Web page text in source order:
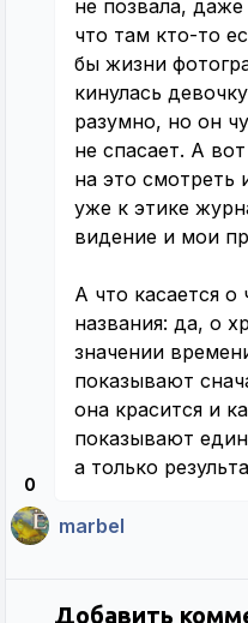
0
не позвала, даже
что там кто-то
бы жизни
кинулась
разумно, но он
не спасает. А
на это смотреть
уже к этике
видение и мои
А что касается о
названия: да, о
значении
показывают
она красится и
показывают
а только
marbel
Добавить